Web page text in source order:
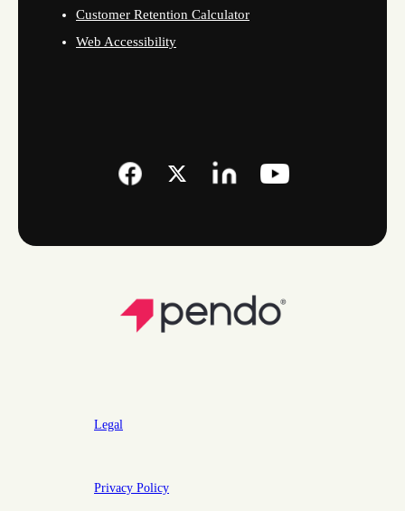
Customer Retention Calculator
Web Accessibility
Legal
Privacy Policy